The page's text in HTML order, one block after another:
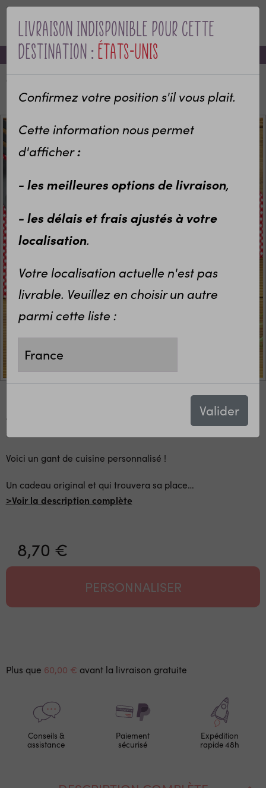
MENU
-10% sur votre première commande avec le code bienvenue
Livraison indisponible pour cette
destination :États-Unis
Confirmez votre position s'il vous plait.
Cette information nous permet
d'afficher:
- les meilleures options de livraison,
- les délais et frais ajustés à votre
localisation.
Votre localisation actuelle n'est pas
livrable. Veuillez en choisir un autre
parmi cette liste :
Valider
Gant personnalisé de cuisine pour Maître(sse)
A la recherche d'une idée cadeau pour la fin d'année
Voici un gant de cuisine personnalisé !
Un cadeau original et qui trouvera sa place…
>Voir la description complète
8,70 €
PERSONNALISER
Plus que 60,00 € avant la livraison gratuite
Conseils &
assistance
Paiement
sécurisé
Expédition
rapide 48h